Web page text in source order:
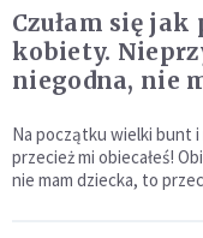
Czułam się jak
kobiety.
niegodna, nie
Na początku wielki bunt
przecież mi obiecałeś!
nie mam dziecka, to